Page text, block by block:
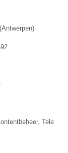
(Antwerpen)
Tele